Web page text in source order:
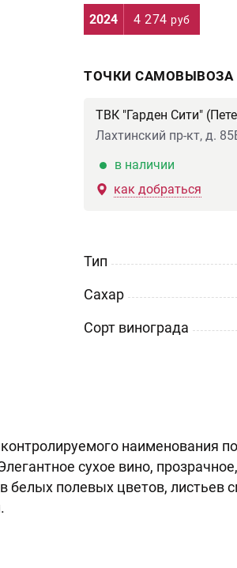
2024 4 274 руб
ТОЧКИ САМОВЫВОЗА
ТВК "Гарден Сити"
Лахтинский пр-кт, д.
в наличии
как добраться
Тип
Сахар
Сорт винограда
наименования
сухое вино,
белых полевых цветов, листьев